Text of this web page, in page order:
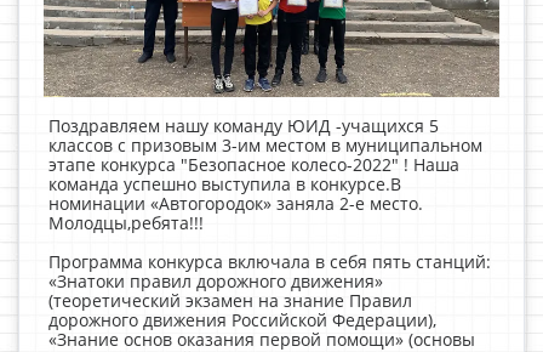
Поздравляем нашу команду ЮИД -учащихся 5
классов с призовым 3-им местом в муниципальном
этапе конкурса "Безопасное колесо-2022" ! Наша
команда успешно выступила в конкурсе.В
номинации «Автогородок» заняла 2-е место.
Молодцы,ребята!!!
Программа конкурса включала в себя пять станций:
«Знатоки правил дорожного движения»
(теоретический экзамен на знание Правил
дорожного движения Российской Федерации),
«Знание основ оказания первой помощи» (основы